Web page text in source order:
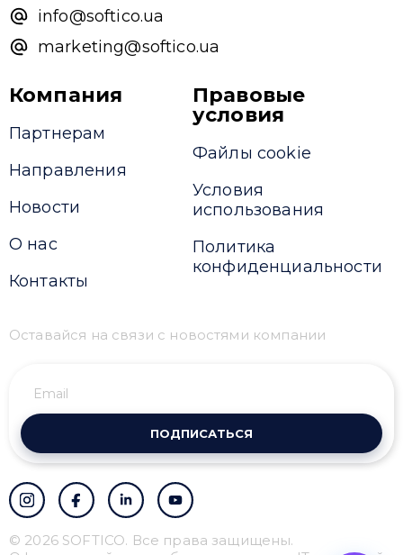
info@softico.ua
marketing@softico.ua
Компания
Партнерам
Направления
Новости
О нас
Контакты
Правовые
условия
Файлы cookie
Условия
использования
Политика
конфиденциальности
Оставайся на связи с новостями компании
ПОДПИСАТЬСЯ
© 2026 SOFTICO. Все права защищены.